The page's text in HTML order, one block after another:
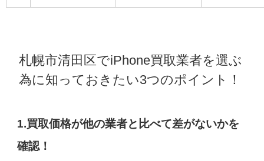
札幌市清田区でiPhone買取業者を選ぶ
為に知っておきたい3つのポイント！
1.買取価格が他の業者と比べて差がないかを
確認！